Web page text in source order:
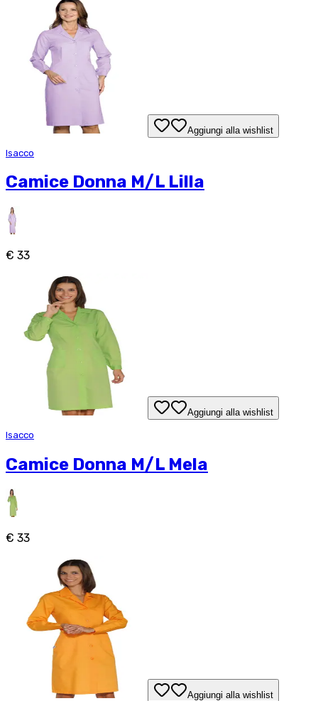
Aggiungi alla wishlist
Isacco
Camice Donna M/L Lilla
€ 33
Aggiungi alla wishlist
Isacco
Camice Donna M/L Mela
€ 33
Aggiungi alla wishlist